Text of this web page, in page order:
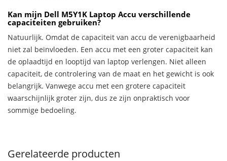
Kan mijn Dell M5Y1K Laptop Accu verschillende
capaciteiten gebruiken?
Natuurlijk. Omdat de capaciteit van accu de verenigbaarheid
niet zal beïnvloeden. Een accu met een groter capaciteit kan
de oplaadtijd en looptijd van laptop verlengen. Niet alleen
capaciteit, de controlering van de maat en het gewicht is ook
belangrijk. Vanwege accu met een grotere capaciteit
waarschijnlijk groter zijn, dus ze zijn onpraktisch voor
sommige bedoeling.
Gerelateerde producten